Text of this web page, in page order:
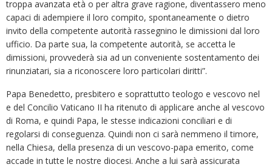
troppa avanzata età o per altra grave ragione, diventassero meno
capaci di adempiere il loro compito, spontaneamente o dietro
invito della competente autorità rassegnino le dimissioni dal loro
ufficio. Da parte sua, la competente autorità, se accetta le
dimissioni, provvederà sia ad un conveniente sostentamento dei
rinunziatari, sia a riconoscere loro particolari diritti”.
Papa Benedetto, presbitero e soprattutto teologo e vescovo nel
e del Concilio Vaticano II ha ritenuto di applicare anche al vescovo
di Roma, e quindi Papa, le stesse indicazioni conciliari e di
regolarsi di conseguenza. Quindi non ci sarà nemmeno il timore,
nella Chiesa, della presenza di un vescovo-papa emerito, come
accade in tutte le nostre diocesi. Anche a lui sarà assicurata